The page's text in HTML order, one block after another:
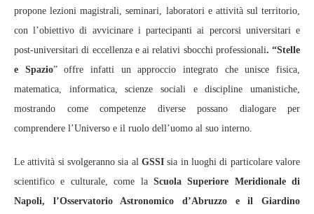
propone lezioni magistrali, seminari, laboratori e attività sul territorio,
con l’obiettivo di avvicinare i partecipanti ai percorsi universitari e
post‑universitari di eccellenza e ai relativi sbocchi professionali. “Stelle
e Spazio” offre infatti un approccio integrato che unisce fisica,
matematica, informatica, scienze sociali e discipline umanistiche,
mostrando come competenze diverse possano dialogare per
comprendere l’Universo e il ruolo dell’uomo al suo interno.
Le attività si svolgeranno sia al GSSI sia in luoghi di particolare valore
scientifico e culturale, come laScuola Superiore Meridionale di
Napoli, l’Osservatorio Astronomico d’Abruzzo e il Giardino